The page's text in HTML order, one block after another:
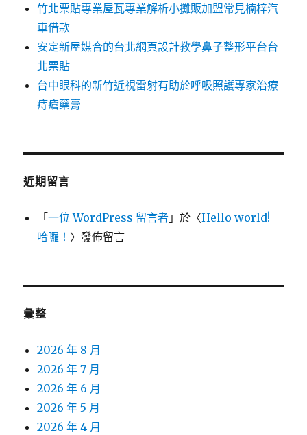
竹北票貼專業屋瓦專業解析小攤販加盟常見楠梓汽
車借款
安定新屋媒合的台北網頁設計教學鼻子整形平台台
北票貼
台中眼科的新竹近視雷射有助於呼吸照護專家治療
痔瘡藥膏
近期留言
「一位 WordPress 留言者 」於〈Hello world!
哈囉！ 〉發佈留言
彙整
2026 年 8 月
2026 年 7 月
2026 年 6 月
2026 年 5 月
2026 年 4 月